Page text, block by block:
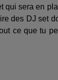
qui sera en
des DJ set
ce que tu